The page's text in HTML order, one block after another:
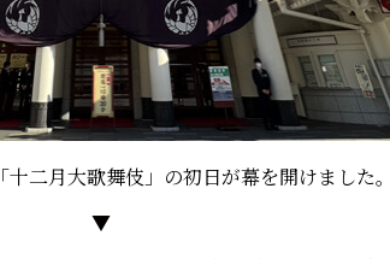
二月大歌舞伎」の初日が幕を開けました。
▼